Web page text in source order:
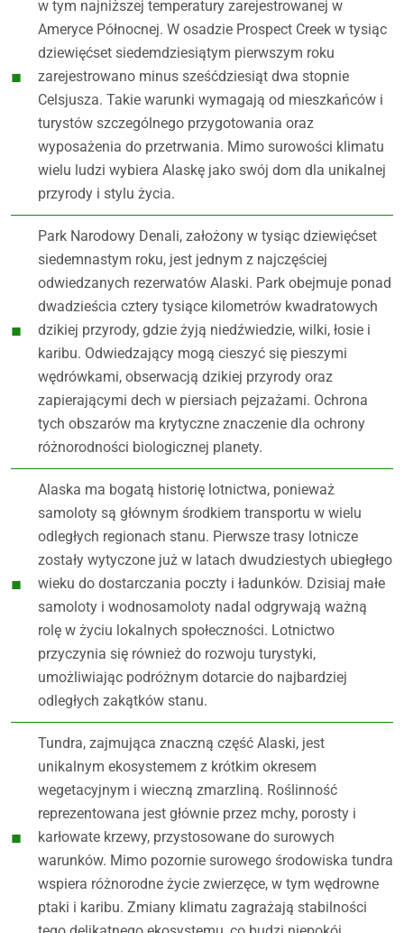
w tym najniższej temperatury zarejestrowanej w
Ameryce Północnej. W osadzie Prospect Creek w tysiąc
dziewięćset siedemdziesiątym pierwszym roku
zarejestrowano minus sześćdziesiąt dwa stopnie
Celsjusza. Takie warunki wymagają od mieszkańców i
turystów szczególnego przygotowania oraz
wyposażenia do przetrwania. Mimo surowości klimatu
wielu ludzi wybiera Alaskę jako swój dom dla unikalnej
przyrody i stylu życia.
Park Narodowy Denali, założony w tysiąc dziewięćset
siedemnastym roku, jest jednym z najczęściej
odwiedzanych rezerwatów Alaski. Park obejmuje ponad
dwadzieścia cztery tysiące kilometrów kwadratowych
dzikiej przyrody, gdzie żyją niedźwiedzie, wilki, łosie i
karibu. Odwiedzający mogą cieszyć się pieszymi
wędrówkami, obserwacją dzikiej przyrody oraz
zapierającymi dech w piersiach pejzażami. Ochrona
tych obszarów ma krytyczne znaczenie dla ochrony
różnorodności biologicznej planety.
Alaska ma bogatą historię lotnictwa, ponieważ
samoloty są głównym środkiem transportu w wielu
odległych regionach stanu. Pierwsze trasy lotnicze
zostały wytyczone już w latach dwudziestych ubiegłego
wieku do dostarczania poczty i ładunków. Dzisiaj małe
samoloty i wodnosamoloty nadal odgrywają ważną
rolę w życiu lokalnych społeczności. Lotnictwo
przyczynia się również do rozwoju turystyki,
umożliwiając podróżnym dotarcie do najbardziej
odległych zakątków stanu.
Tundra, zajmująca znaczną część Alaski, jest
unikalnym ekosystemem z krótkim okresem
wegetacyjnym i wieczną zmarzliną. Roślinność
reprezentowana jest głównie przez mchy, porosty i
karłowate krzewy, przystosowane do surowych
warunków. Mimo pozornie surowego środowiska tundra
wspiera różnorodne życie zwierzęce, w tym wędrowne
ptaki i karibu. Zmiany klimatu zagrażają stabilności